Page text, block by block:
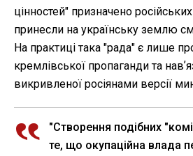
цінностей" призначено
принесли на українську землю
На практиці така "рада" є лише
кремлівської пропаганди та
викривленої росіянами версії
"Створення подібних
те, що окупаційна влада